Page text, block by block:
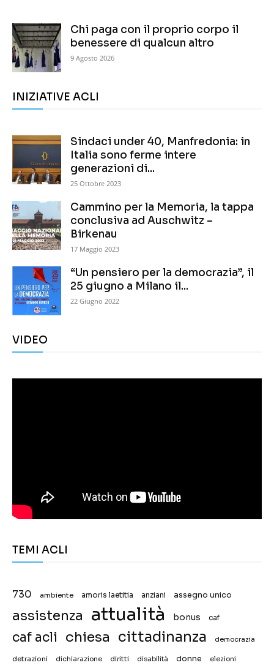
Chi paga con il proprio corpo il
benessere di qualcun altro
9 Agosto 2026
INIZIATIVE ACLI
Sindaci under 40, Manfredonia: in
Italia sono ferme intere
generazioni di...
25 Ottobre 2023
Cammino per la Memoria, la tappa
conclusiva ad Auschwitz –
Birkenau
17 Maggio 2023
“Un pensiero per la democrazia”, il
25 giugno a Milano il...
22 Giugno 2022
VIDEO
TEMI ACLI
730 ambiente amoris laetitia anziani assegno unico
assistenza attualità bonus caf
caf acli chiesa cittadinanza democrazia
detrazioni dichiarazione diritti disabilità donne elezioni